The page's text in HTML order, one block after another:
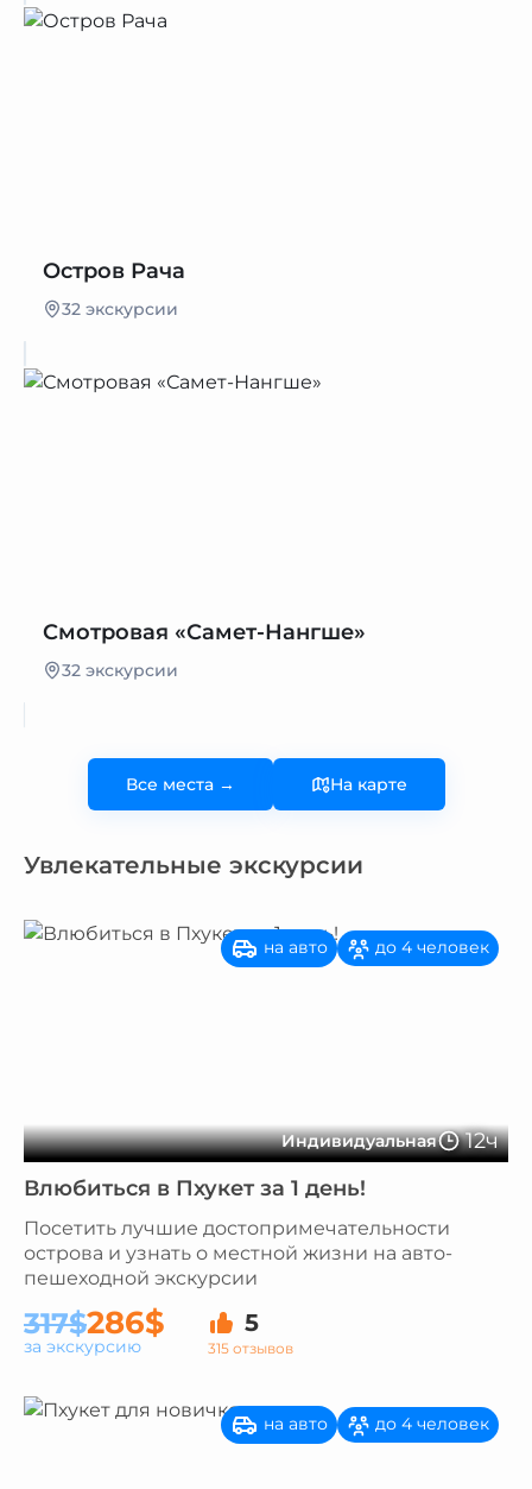
Остров Рача
32 экскурсии
Смотровая «Самет-Нангше»
32 экскурсии
Все места → На карте
Увлекательные экскурсии
Индивидуальная 12ч
на авто до 4 человек
Влюбиться в Пхукет за 1 день!
Посетить лучшие достопримечательности
острова и узнать о местной жизни на авто-
пешеходной экскурсии
317$286$ 5
315 отзывов
за экскурсию
на авто до 4 человек